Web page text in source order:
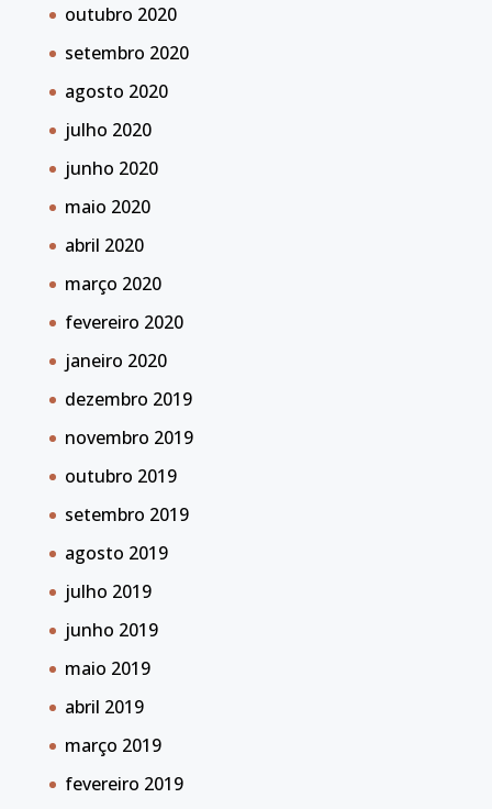
outubro 2020
setembro 2020
agosto 2020
julho 2020
junho 2020
maio 2020
abril 2020
março 2020
fevereiro 2020
janeiro 2020
dezembro 2019
novembro 2019
outubro 2019
setembro 2019
agosto 2019
julho 2019
junho 2019
maio 2019
abril 2019
março 2019
fevereiro 2019